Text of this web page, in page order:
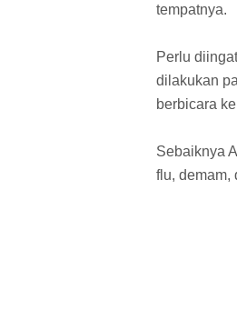
tempatnya.
Perlu
dilakukan
berbicara
Sebaiknya
flu, demam,